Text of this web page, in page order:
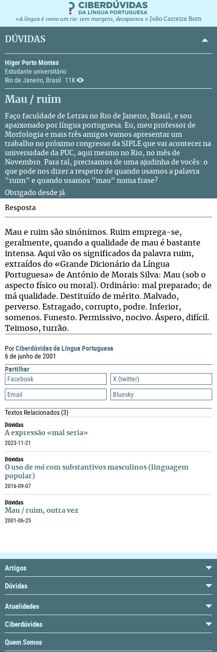
«A língua é como um rio: sem margens, desaparece.» João Carreira Bom
DÚVIDAS
Higor Porto Montes
Estudante universitário
Rio de Janeiro, Brasil
11K
Mau / ruim
Faço faculdade de Letras no Rio de Janeiro, Brasil, e sou
apaixonado por língua portuguesa. Eu, meu professor de
Morfologia e mais três amigos vamos apresentar um
trabalho no próximo congresso da SIPLE que vai acontecer na
universidade da PUC, aqui mesmo no Rio, no mês de
Novembro. Para tal, precisamos de uma ajudinha de vocês: o
que pode nos dizer a respeito de quando usamos a palavra
"ruim" e quando usamos "mau" numa frase?
Obrigado desde já.
PorCiberdúvidas da Língua Portuguesa
6 de junho de 2001
Partilhar
Facebook
X (twitter)
Email
Bluesky
Textos Relacionados(3)
Dúvidas
A expressão «mal seria»
2023-11-21
Dúvidas
O uso de má com substantivos masculinos (linguagem
popular)
2016-09-07
Dúvidas
Mau / ruim, outra vez
2001-06-25
Resposta
Mau e ruim são sinónimos. Ruim emprega-se,
geralmente, quando a qualidade de mau é bastante
intensa. Aqui vão os significados da palavra ruim,
extraídos do «Grande Dicionário da Língua
Portuguesa» de António de Morais Silva: Mau (sob o
aspecto físico ou moral). Ordinário: mal preparado; de
má qualidade. Destituído de mérito. Malvado,
perverso. Estragado, corrupto, podre. Inferior,
somenos. Funesto. Permissivo, nocivo. Áspero, difícil.
Teimoso, turrão.
Artigos
Dúvidas
Atualidades
Ciberdúvidas
Quem Somos